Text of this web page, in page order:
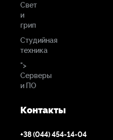
Свет
и
грип
Студийная
техника
">
Серверы
и ПО
Контакты
+38 (044) 454-14-04